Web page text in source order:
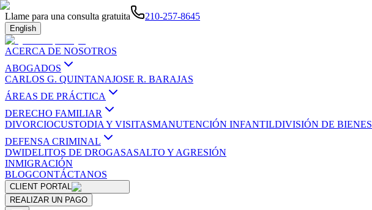
Llame para una consulta gratuita 210-257-8645
English
ACERCA DE NOSOTROS
ABOGADOS
CARLOS G. QUINTANAJOSE R. BARAJAS
ÁREAS DE PRÁCTICA
DERECHO FAMILIAR
DIVORCIOCUSTODIA Y VISITASMANUTENCIÓN INFANTILDIVISIÓN DE BIENES
DEFENSA CRIMINAL
DWIDELITOS DE DROGASASALTO Y AGRESIÓN
INMIGRACIÓN
BLOGCONTÁCTANOS
CLIENT PORTAL
REALIZAR UN PAGO